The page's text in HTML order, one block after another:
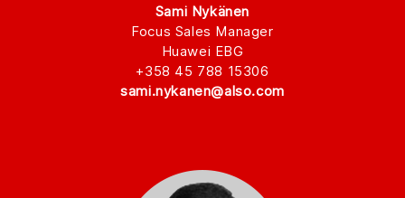
Sami Nykänen
Focus Sales Manager
Huawei EBG
+358 45 788 15306
sami.nykanen@also.com